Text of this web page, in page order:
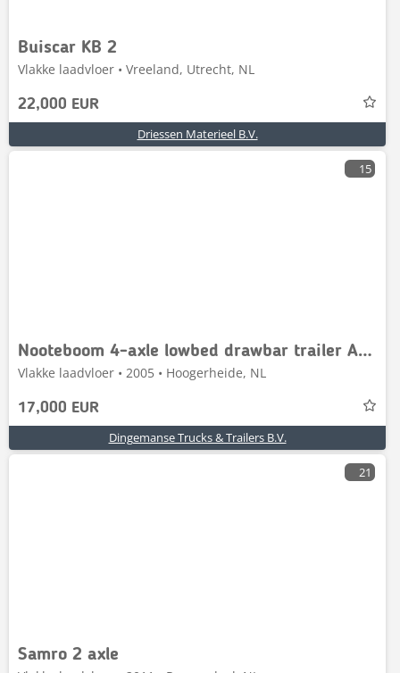
Buiscar KB 2
Vlakke laadvloer • Vreeland, Utrecht, NL
22,000 EUR
Driessen Materieel B.V.
15
Nooteboom 4-axle lowbed drawbar trailer ASD-40-22
Vlakke laadvloer • 2005 • Hoogerheide, NL
17,000 EUR
Dingemanse Trucks & Trailers B.V.
21
Samro 2 axle